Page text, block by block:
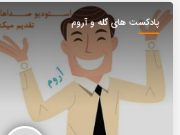
پادکست های گله و آروم